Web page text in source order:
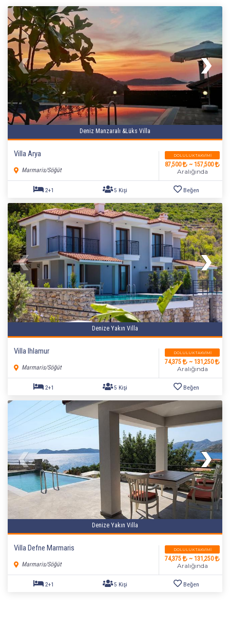
Deniz Manzaralı &Lüks Villa
Villa Arya
Marmaris/Söğüt
DOLULUK TAKVIMI
87,500 ~ 157,500
Aralığında
2+1 5 Kişi Beğen
Denize Yakın Villa
Villa Ihlamur
Marmaris/Söğüt
DOLULUK TAKVIMI
74,375 ~ 131,250
Aralığında
Denize Yakın Villa
Villa Defne Marmaris
Marmaris/Söğüt
DOLULUK TAKVIMI
74,375 ~ 131,250
Aralığında